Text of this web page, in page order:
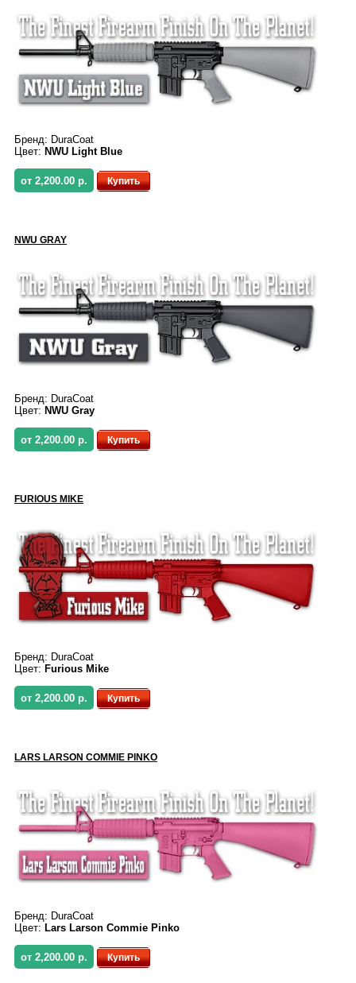
Бренд: DuraCoat
Цвет: NWU Light Blue
от 2,200.00 р. Купить
NWU GRAY
Бренд: DuraCoat
Цвет: NWU Gray
от 2,200.00 р. Купить
FURIOUS MIKE
Бренд: DuraCoat
Цвет: Furious Mike
от 2,200.00 р. Купить
LARS LARSON COMMIE PINKO
Бренд: DuraCoat
Цвет: Lars Larson Commie Pinko
от 2,200.00 р. Купить